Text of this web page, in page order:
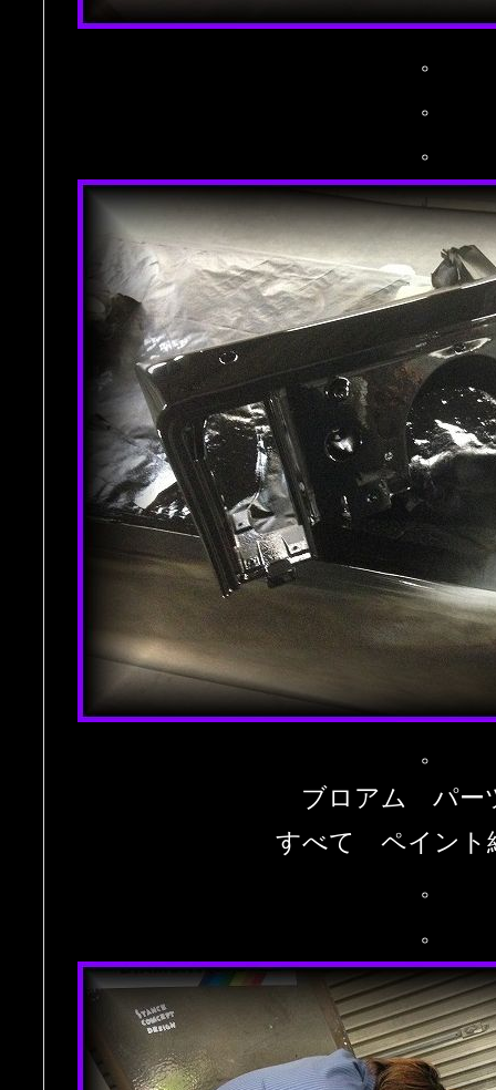
。
。
。
。
ブロアム パ
すべて ペイント
。
。